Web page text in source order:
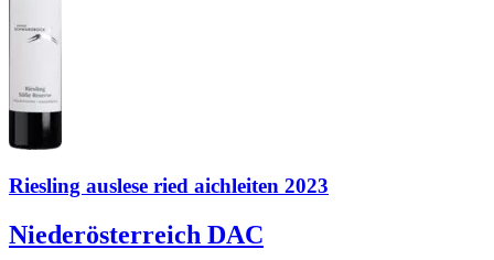
Riesling auslese ried aichleiten 2023
Niederösterreich DAC